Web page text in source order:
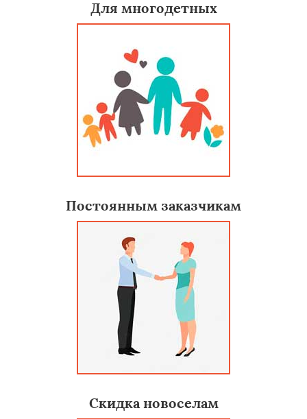
Для многодетных
Постоянным заказчикам
Скидка новоселам